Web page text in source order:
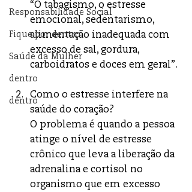
Responsabilidade Social
Fique por dentro
Saúde da Mulher
dentro
dentro
“O tabagismo, o estresse
emocional, sedentarismo,
alimentação inadequada com
excesso de sal, gordura,
carboidratos e doces em geral”.
Como o estresse interfere na
saúde do coração?
O problema é quando a pessoa
atinge o nível de estresse
crônico que leva a liberação da
adrenalina e cortisol no
organismo que em excesso